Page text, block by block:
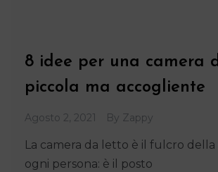
8 idee per una camera
piccola ma accogliente
Agosto 2, 2021 By Zappy
La camera da letto è il fulcro della
ogni persona: è il posto